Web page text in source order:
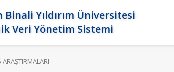
Binali Yıldırım Üniversitesi
Veri Yönetim Sistemi
ARAŞTIRMALARI